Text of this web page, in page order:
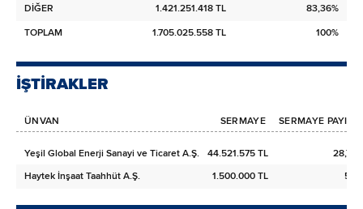
DİĞER
1.421.251.418 TL
83,36%
TOPLAM
1.705.025.558 TL 100%
İŞTİRAKLER
ÜNVAN SERMAYE SERMAYE PAYI (%)
Yeşil Global Enerji Sanayi ve Ticaret A.Ş. 44.521.575 TL
28,77%
Haytek İnşaat Taahhüt A.Ş.
1.500.000 TL 50%